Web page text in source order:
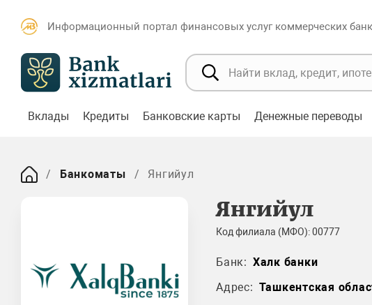
Информационный портал финансовых услуг коммерческих
Вклады Кредиты Банковские карты Денежные переводы
Банкоматы Янгийул
Янгийул
Код филиала (МФО): 00777
Банк: Халк банки
Адрес: Ташкентская